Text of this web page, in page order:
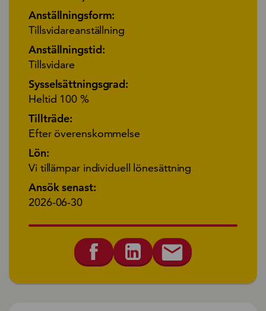
Anställningsform:
Tillsvidareanställning
Anställningstid:
Tillsvidare
Sysselsättningsgrad:
Heltid 100 %
Tillträde:
Efter överenskommelse
Lön:
Vi tillämpar individuell lönesättning
Ansök senast:
2026-06-30